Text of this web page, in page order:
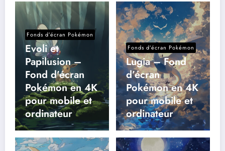
Fonds d’écran Pokémon
Evoli et
Papilusion –
Fond d’écran
Pokémon en 4K
pour mobile et
ordinateur
Fonds d’écran Pokémon
Lugia – Fond
d’écran
Pokémon en 4K
pour mobile et
ordinateur